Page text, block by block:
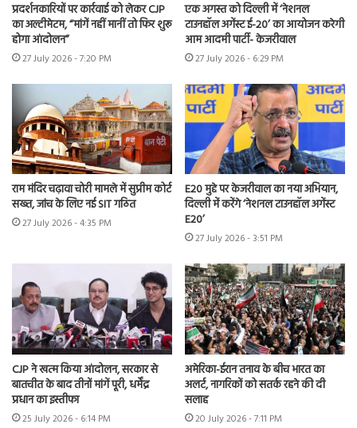
प्रदर्शनकारियों पर कार्रवाई को लेकर CJP
का अल्टीमेटम, “मांगें नहीं मानीं तो फिर शुरू
होगा आंदोलन”
27 July 2026 - 7:20 PM
एक अगस्त को दिल्ली में ‘नेशनल
टाउनहॉल अगेंस्ट ई-20’ का आयोजन करेगी
आम आदमी पार्टी- केजरीवाल
27 July 2026 - 6:29 PM
राम मंदिर चढ़ावा चोरी मामले में सुप्रीम कोर्ट
सख्त, जांच के लिए नई SIT गठित
27 July 2026 - 4:35 PM
E20 मुद्दे पर केजरीवाल का नया अभियान,
दिल्ली में करेंगे ‘नेशनल टाउनहॉल अगेंस्ट
E20’
27 July 2026 - 3:51 PM
CJP ने खत्म किया आंदोलन, सरकार से
बातचीत के बाद तीनों मांगें पूरी, धर्मेंद्र
प्रधान का इस्तीफा
25 July 2026 - 6:14 PM
अमेरिका-ईरान तनाव के बीच भारत का
अलर्ट, नागरिकों को सतर्क रहने की दी
सलाह
20 July 2026 - 7:11 PM